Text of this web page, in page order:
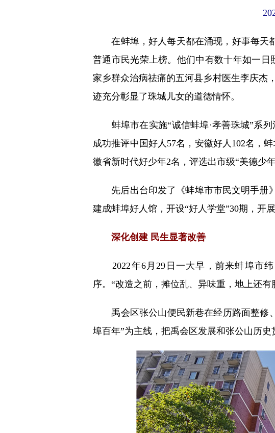
在蚌埠，好人每天都在涌现，好事每天都
普通市民光荣上榜。他们中有数十年如一
家乡群众治病祛痛的五河县乡村医生李庆
迹充分彰显了珠城儿女的道德情怀。
蚌埠市在实施“诚信蚌埠·孝善珠城”系列
成功推评中国好人57名，安徽好人102名，
徽省新时代好少年2名，评选出市级“美德少
先后出台印发了《蚌埠市市民文明手册》
建成蚌埠好人馆，开设“好人学堂”30期，开
深化创建 民生显著改善
2022年6月29日一大早，前来蚌埠市纬
序。“改造之前，摊位乱、异味重，地上还
禹会区张公山便民新巷在经历路面整修、
埠百年”为主线，把禹会区发展和张公山历史